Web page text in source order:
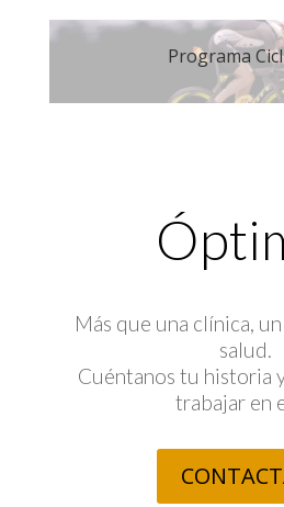
Programa
Más que una clínica,
salud.
Cuéntanos tu historia
trabajar en